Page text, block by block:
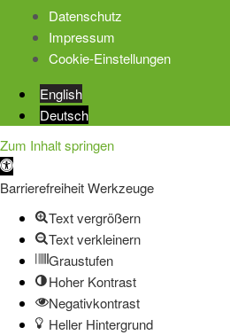
Datenschutz
Impressum
Cookie-Einstellungen
English
Deutsch
Zum Inhalt springen
Werkzeugleiste
öffnen
Barrierefreiheit Werkzeuge
Text vergrößern
Text verkleinern
Graustufen
Hoher Kontrast
Negativkontrast
Heller Hintergrund